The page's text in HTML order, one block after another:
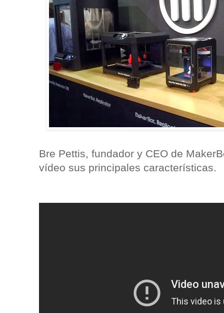
Bre Pettis, fundador y CEO de
vídeo sus principales características.